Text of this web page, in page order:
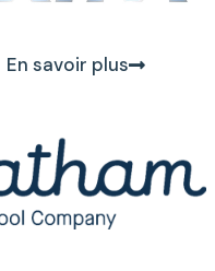
En savoir plus